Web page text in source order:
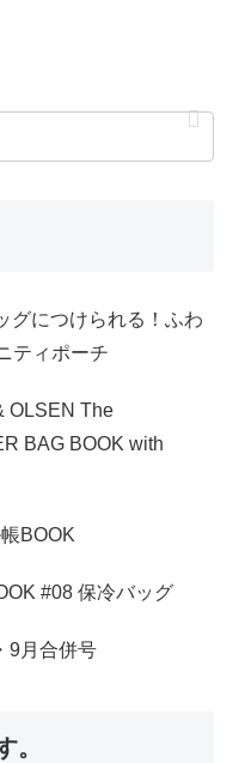
グにつけられる！ふわ
ティポーチ
OLSEN The
BAG BOOK with
BOOK
#08 保冷バッグ
9月合併号
。